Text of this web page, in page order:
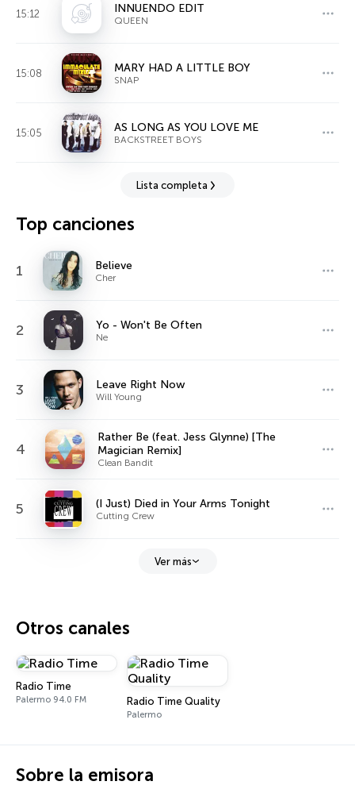
15:12 INNUENDO EDIT
QUEEN
15:08 MARY HAD A LITTLE BOY
SNAP
15:05 AS LONG AS YOU LOVE ME
BACKSTREET BOYS
Lista completa
Top canciones
1 Believe
Cher
2 Yo - Won't Be Often
Ne
3 Leave Right Now
Will Young
4
Rather Be (feat. Jess Glynne) [The
Magician Remix]
Clean Bandit
5 (I Just) Died in Your Arms Tonight
Cutting Crew
Ver más
Otros canales
Radio Time
Palermo 94.0 FM Radio Time Quality
Palermo
Sobre la emisora